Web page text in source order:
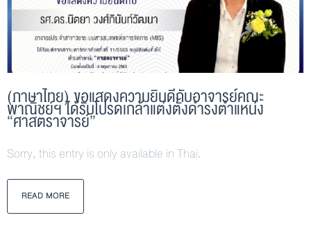
(ภาษาไทย) ขอแสดงความยินดีกับอาจารย์คณะ
พาณิชย์ฯ ได้รับโปรดเกล้าแต่งตั้งดำรงตำแหน่ง
“ศาสตราจารย์”
Sorry, this entry is only available in Thai.
READ MORE